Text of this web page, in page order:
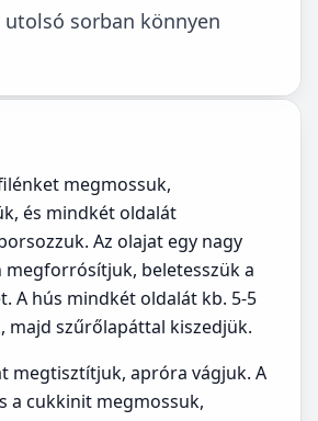
sorban könnyen
megmossuk,
és mindkét oldalát
Az olajat egy nagy
megforrósítjuk, beletesszük a
A hús mindkét oldalát kb. 5-5
majd szűrőlapáttal kiszedjük.
megtisztítjuk, apróra vágjuk. A
a cukkinit megmossuk,